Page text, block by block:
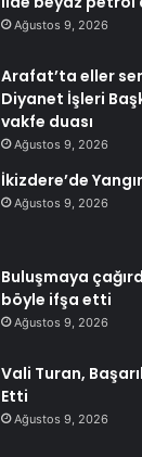
Ağustos 9, 2026
Arafat’ta eller
Diyanet İşleri
vakfe duası
Ağustos 9, 2026
İkizdere’de
Ağustos 9, 2026
Buluşmaya
böyle ifşa etti
Ağustos 9, 2026
Vali Turan,
Etti
Ağustos 9, 2026